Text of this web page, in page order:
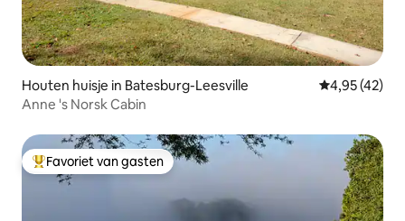
Houten huisje in Batesburg-Leesville Gemiddelde
4,95 (42)
Anne 's Norsk Cabin
Topfavoriet van gasten
Favoriet van gasten